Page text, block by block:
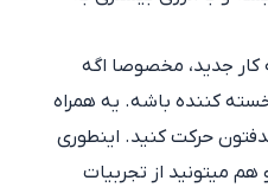
کار جدید، مخصوصا اگه
کننده باشه. یه همراه
حرکت کنید. اینطوری
میتونید از تجربیات